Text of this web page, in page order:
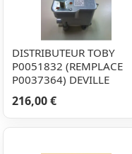
DISTRIBUTEUR TOBY
P0051832 (REMPLACE
P0037364) DEVILLE
216,00 €